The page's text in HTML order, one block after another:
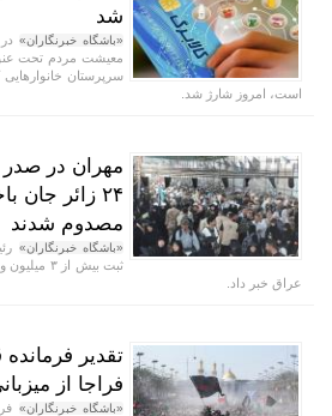
شد
«باشگاه خبرنگاران»
معیشت مردم تحت
است، امروز شارژ شد.
مهران در
مصدوم شدند
«باشگاه خبرنگاران»
عراق خبر داد.
تقدیر فرمانده
فراجا از
«باشگاه خبرنگاران»